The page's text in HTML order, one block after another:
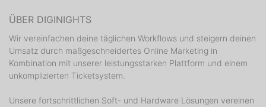
ÜBER DIGINIGHTS
Wir vereinfachen deine täglichen Workflows und steigern deinen
Umsatz durch maßgeschneidertes Online Marketing in
Kombination mit unserer leistungsstarken Plattform und einem
unkomplizierten Ticketsystem.
Unsere fortschrittlichen Soft- und Hardware Lösungen vereinen